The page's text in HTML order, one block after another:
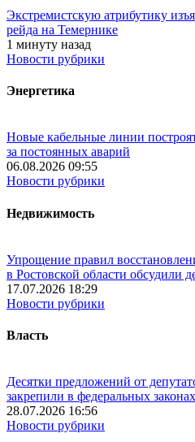
Экстремистскую атрибутику
рейда на Темернике
1 минуту назад
Новости рубрики
Энергетика
Новые кабельные линии
за постоянных аварий
06.08.2026 09:55
Новости рубрики
Недвижимость
Упрощение правил
в Ростовской области обсудили
17.07.2026 18:29
Новости рубрики
Власть
Десятки предложений от
закрепили в федеральных законах
28.07.2026 16:56
Новости рубрики